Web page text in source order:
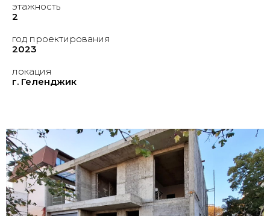
этажность
2
год проектирования
2023
локация
г. Геленджик